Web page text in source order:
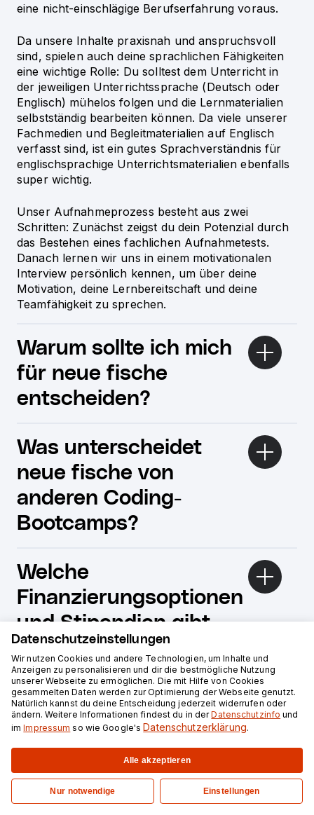
Jetzt starten
eine nicht-einschlägige Berufserfahrung voraus.
Da unsere Inhalte praxisnah und anspruchsvoll
sind, spielen auch deine sprachlichen Fähigkeiten
eine wichtige Rolle: Du solltest dem Unterricht in
der jeweiligen Unterrichtssprache (Deutsch oder
Englisch) mühelos folgen und die Lernmaterialien
selbstständig bearbeiten können. Da viele unserer
Fachmedien und Begleitmaterialien auf Englisch
verfasst sind, ist ein gutes Sprachverständnis für
englischsprachige Unterrichtsmaterialien ebenfalls
super wichtig.
Unser Aufnahmeprozess besteht aus zwei
Schritten: Zunächst zeigst du dein Potenzial durch
das Bestehen eines fachlichen Aufnahmetests.
Danach lernen wir uns in einem motivationalen
Interview persönlich kennen, um über deine
Motivation, deine Lernbereitschaft und deine
Teamfähigkeit zu sprechen.
Warum sollte ich mich
für neue fische
entscheiden?
Was unterscheidet
neue fische von
anderen Coding-
Bootcamps?
Welche
Finanzierungsoptionen
und Stipendien gibt
es?
Wann sollte ich mich
für einen kommenden
Kurs bewerben und wie
läuft der
Bewerbungsprozess
Datenschutzeinstellungen
Wir nutzen Cookies und andere Technologien, um Inhalte und
Anzeigen zu personalisieren und dir die bestmögliche Nutzung
unserer Webseite zu ermöglichen. Die mit Hilfe von Cookies
gesammelten Daten werden zur Optimierung der Webseite genutzt.
Natürlich kannst du deine Entscheidung jederzeit widerrufen oder
ändern. Weitere Informationen findest du in derDatenschutzinfo und
imImpressum so wie Google's Datenschutzerklärung.
Alle akzeptieren
Nur notwendige Einstellungen